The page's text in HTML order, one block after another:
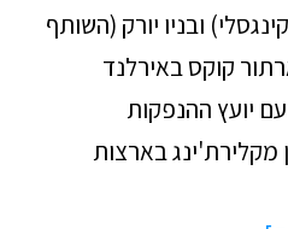
ובניו יורק (השותף
קוקס באירלנד
יועץ ההנפקות
מקלירת'ינג בארצות